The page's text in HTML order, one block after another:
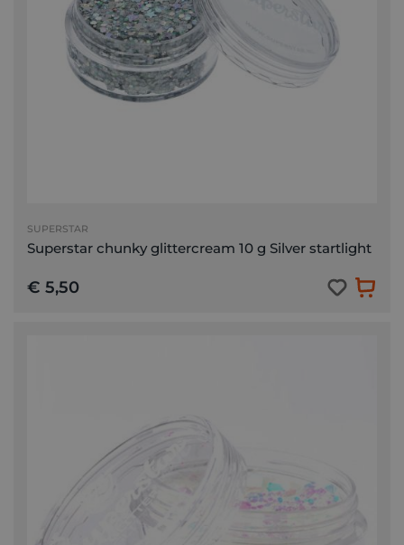
SUPERSTAR
Superstar chunky glittercream 10 g Silver startlight
€ 5,50